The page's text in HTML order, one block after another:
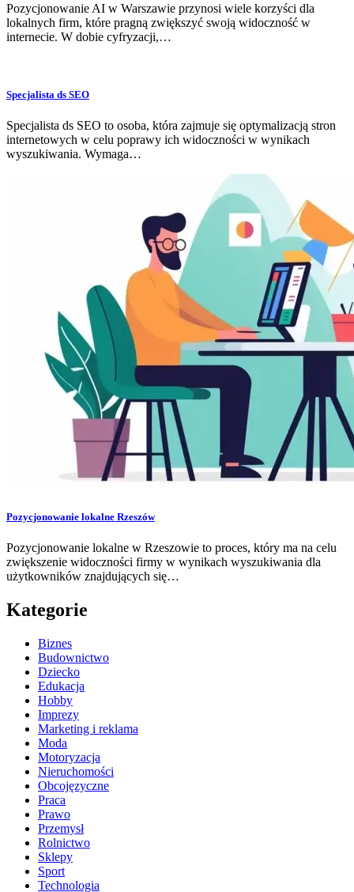
Pozycjonowanie AI w Warszawie przynosi wiele korzyści dla
lokalnych firm, które pragną zwiększyć swoją widoczność w
internecie. W dobie cyfryzacji,…
Specjalista ds SEO
Specjalista ds SEO to osoba, która zajmuje się optymalizacją stron
internetowych w celu poprawy ich widoczności w wynikach
wyszukiwania. Wymaga…
Pozycjonowanie lokalne Rzeszów
Pozycjonowanie lokalne w Rzeszowie to proces, który ma na celu
zwiększenie widoczności firmy w wynikach wyszukiwania dla
użytkowników znajdujących się…
Kategorie
Biznes
Budownictwo
Dziecko
Edukacja
Hobby
Imprezy
Marketing i reklama
Moda
Motoryzacja
Nieruchomości
Obcojęzyczne
Praca
Prawo
Przemysł
Rolnictwo
Sklepy
Sport
Technologia